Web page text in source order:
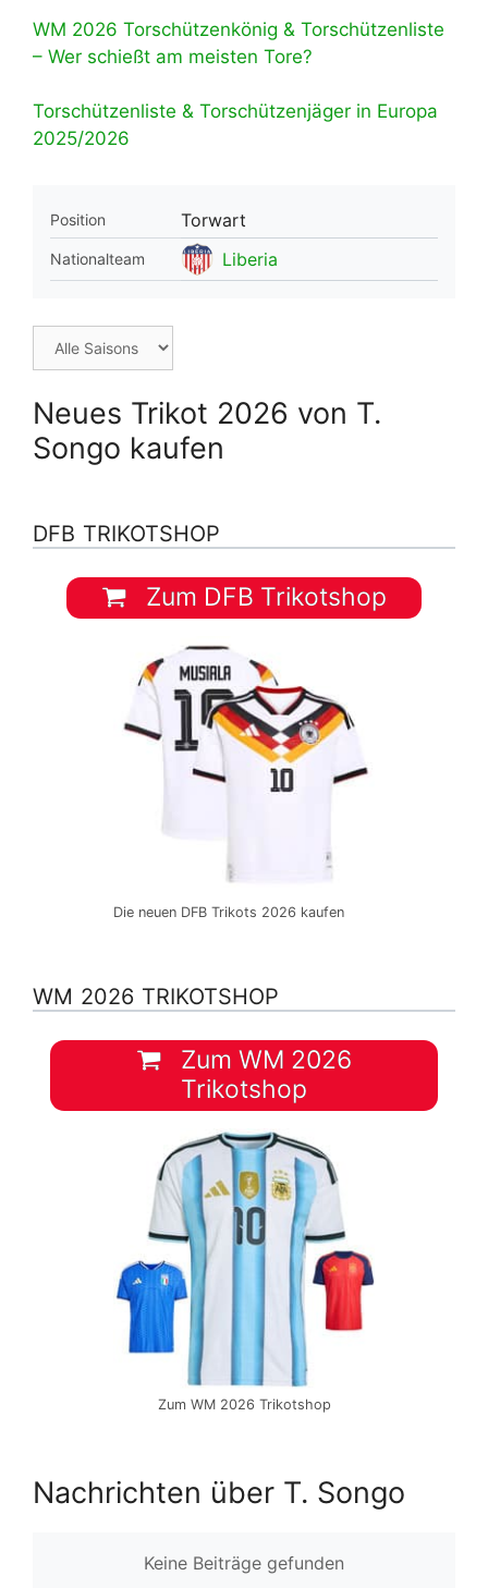
WM 2026 Torschützenkönig & Torschützenliste
– Wer schießt am meisten Tore?
Torschützenliste & Torschützenjäger in Europa
2025/2026
Position Torwart
Nationalteam Liberia
Neues Trikot 2026 von T.
Songo kaufen
DFB TRIKOTSHOP
Zum DFB Trikotshop
Die neuen DFB Trikots 2026 kaufen
WM 2026 TRIKOTSHOP
Zum WM 2026
Trikotshop
Zum WM 2026 Trikotshop
Nachrichten über T. Songo
Keine Beiträge gefunden